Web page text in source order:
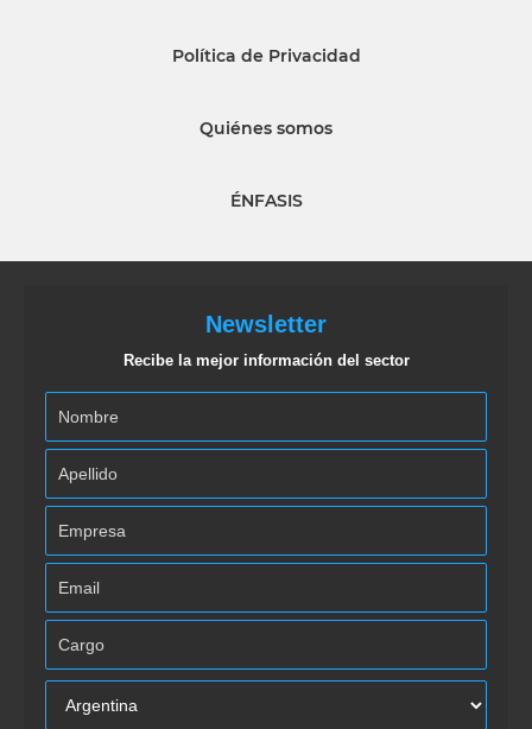
Política de Privacidad
Quiénes somos
ÉNFASIS
Newsletter
Recibe la mejor información del sector